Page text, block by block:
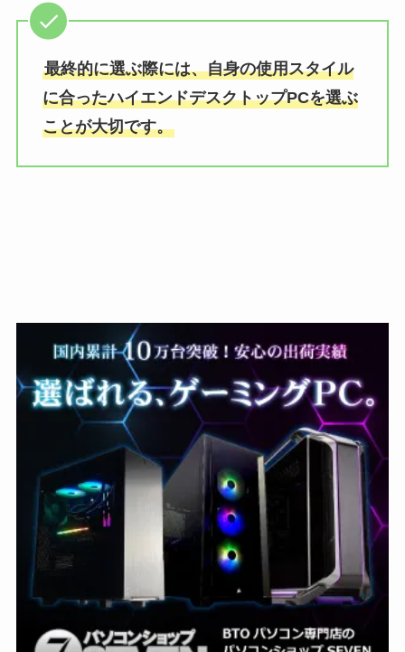
最終的に選ぶ際には、自身の使用スタイル
に合ったハイエンドデスクトップPCを選ぶ
ことが大切です。